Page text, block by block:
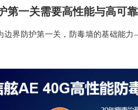
第一关需要高性能与高可靠
边界防护第一关，防毒墙的基础能